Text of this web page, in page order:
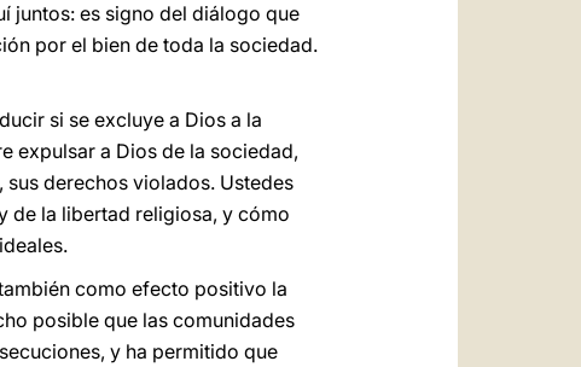
juntos: es signo del diálogo que
por el bien de toda la sociedad.
si se excluye a Dios a la
expulsar a Dios de la sociedad,
derechos violados. Ustedes
de la libertad religiosa, y cómo
como efecto positivo la
posible que las comunidades
y ha permitido que